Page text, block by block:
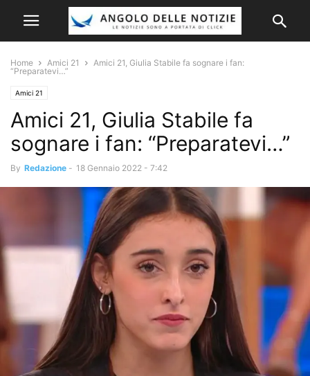
Home Amici 21
Amici 21, Giulia Stabile fa sognare i fan:
“Preparatevi…”
Amici 21
Amici 21, Giulia Stabile fa
sognare i fan: “Preparatevi…”
By Redazione - 18 Gennaio 2022 - 7:42